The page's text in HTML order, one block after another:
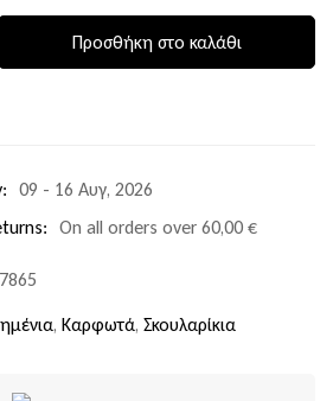
Προσθήκη στο καλάθι
09 - 16 Αυγ, 2026
On all orders over 60,00 €
, Καρφωτά, Σκουλαρίκια